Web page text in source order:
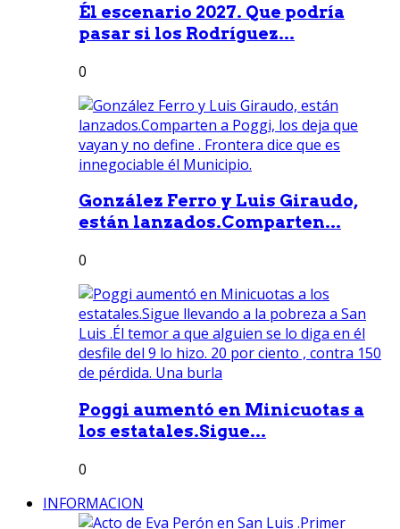
Él escenario 2027. Que podría
pasar si los Rodríguez...
0
González Ferro y Luis Giraudo,
están lanzados.Comparten...
0
Poggi aumentó en Minicuotas a
los estatales.Sigue...
0
INFORMACION